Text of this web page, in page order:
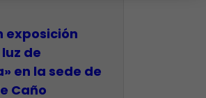
exposición
de
en la sede de
Caño